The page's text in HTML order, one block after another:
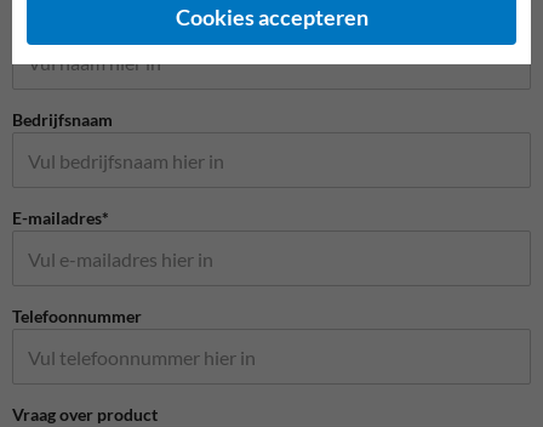
Bedrijfsnaam
E-mailadres*
Telefoonnummer
Vraag over product
Cookies accepteren